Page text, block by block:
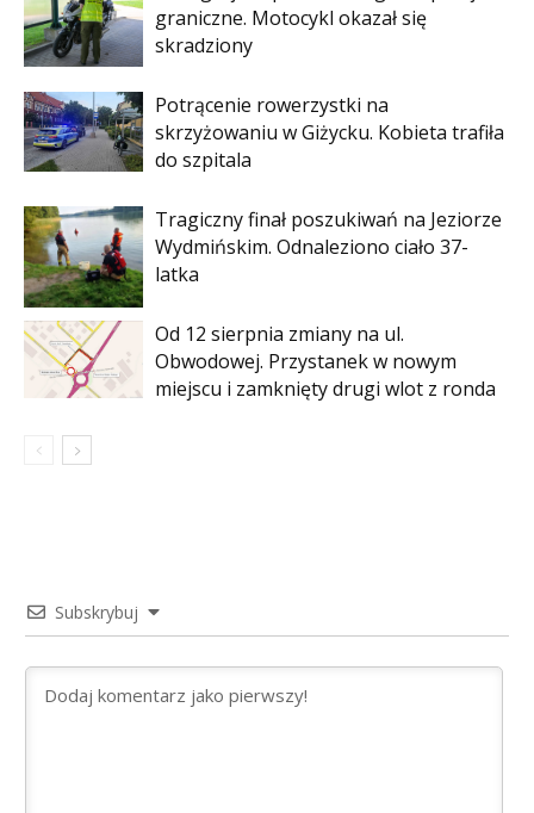
graniczne. Motocykl okazał się
skradziony
Potrącenie rowerzystki na
skrzyżowaniu w Giżycku. Kobieta trafiła
do szpitala
Tragiczny finał poszukiwań na Jeziorze
Wydmińskim. Odnaleziono ciało 37-
latka
Od 12 sierpnia zmiany na ul.
Obwodowej. Przystanek w nowym
miejscu i zamknięty drugi wlot z ronda
Subskrybuj